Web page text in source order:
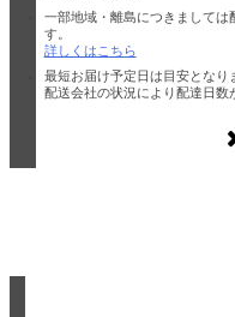
一部地域・離島につきましては
す。
詳しくはこちら
最短お届け予定日は目安となり
配送会社の状況により配達日数